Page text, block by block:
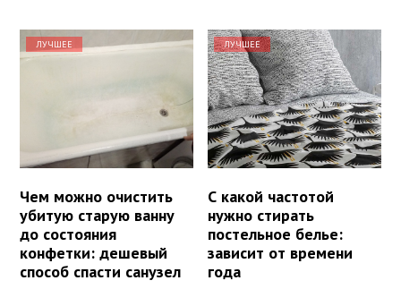
ЛУЧШЕЕ
Чем можно очистить
убитую старую ванну
до состояния
конфетки: дешевый
способ спасти санузел
ЛУЧШЕЕ
С какой частотой
нужно стирать
постельное белье:
зависит от времени
года